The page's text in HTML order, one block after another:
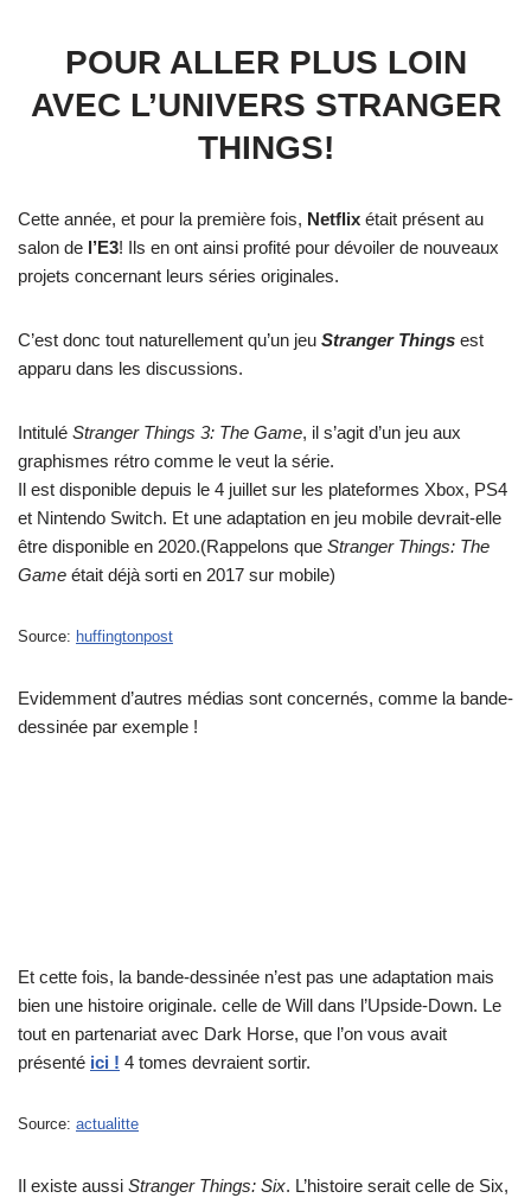
POUR ALLER PLUS LOIN
AVEC L’UNIVERS STRANGER
THINGS!
Cette année, et pour la première fois, Netflix était présent au
salon de l’E3! Ils en ont ainsi profité pour dévoiler de nouveaux
projets concernant leurs séries originales.
C’est donc tout naturellement qu’un jeu Stranger Things est
apparu dans les discussions.
Intitulé Stranger Things 3: The Game, il s’agit d’un jeu aux
graphismes rétro comme le veut la série.
Il est disponible depuis le 4 juillet sur les plateformes Xbox, PS4
et Nintendo Switch. Et une adaptation en jeu mobile devrait-elle
être disponible en 2020.(Rappelons que Stranger Things: The
Game était déjà sorti en 2017 sur mobile)
Source: huffingtonpost
Evidemment d’autres médias sont concernés, comme la bande-
dessinée par exemple !
Et cette fois, la bande-dessinée n’est pas une adaptation mais
bien une histoire originale. celle de Will dans l’Upside-Down. Le
tout en partenariat avec Dark Horse, que l’on vous avait
présenté ici ! 4 tomes devraient sortir.
Source: actualitte
Il existe aussi Stranger Things: Six. L’histoire serait celle de Six,